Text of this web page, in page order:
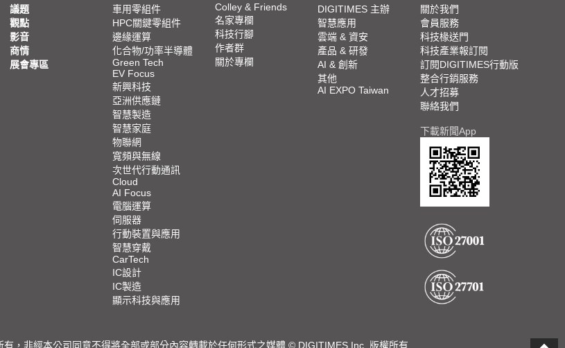
議題
觀點
影音
商情
展會專區
車用零組件
HPC關鍵零組件
邊緣運算
化合物/功率半導體
Green Tech
EV Focus
新興科技
亞洲供應鏈
智慧製造
智慧家庭
物聯網
寬頻與無線
次世代行動通訊
Cloud
AI Focus
電腦運算
伺服器
行動裝置與應用
智慧穿戴
CarTech
IC設計
IC製造
顯示科技與應用
Colley & Friends
名家專欄
科技行腳
作者群
關於專欄
DIGITIMES 主辦
智慧應用
雲端 & 資安
產品 & 研發
AI & 創新
其他
AI EXPO Taiwan
關於我們
會員服務
科技椽送門
科技產業報訂閱
訂閱DIGITIMES行動版
整合行銷服務
人才招募
聯絡我們
下載新聞App
，非經本公司同意不得將全部或部分內容轉載於任何形式之媒體 © DIGITIMES Inc. 版權所有